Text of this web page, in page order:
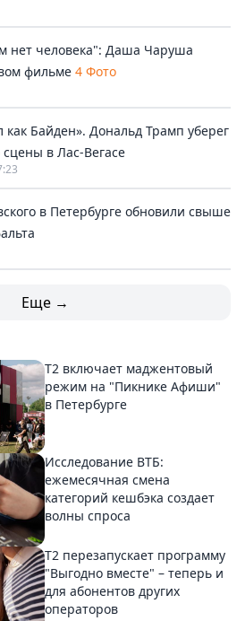
нет человека": Даша Чаруша
фильме 4 Фото
Байден». Дональд Трамп уберег
в Лас-Вегасе
в Петербурге обновили свыше
Еще →
Т2 включает маджентовый
режим на "Пикнике Афиши"
в Петербурге
Исследование ВТБ:
ежемесячная смена
категорий кешбэка создает
волны спроса
Т2 перезапускает программу
"Выгодно вместе" – теперь и
для абонентов других
операторов